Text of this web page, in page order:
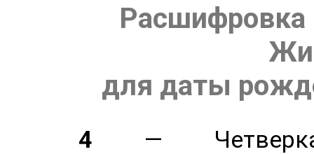
Расшифровка
для даты
4 — Четверка